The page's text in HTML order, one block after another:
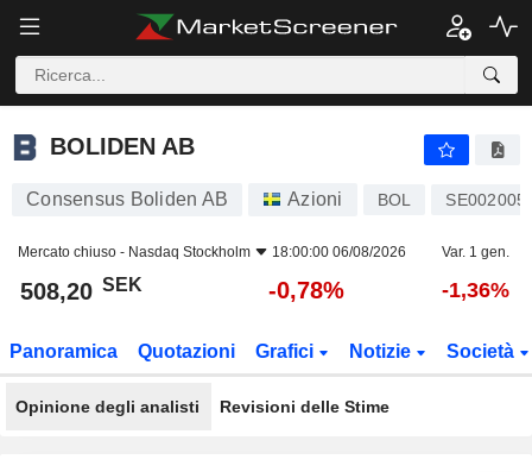
BOLIDEN AB
BOLIDEN AB
Consensus Boliden AB Azioni BOL
Mercato chiuso - Nasdaq Stockholm 18:00:00 06/08/2026 Var. 1 gen.
508,20 SEK -0,78% -1,36%
Panoramica Quotazioni Grafici Notizie Società
Opinione degli analisti Revisioni delle Stime